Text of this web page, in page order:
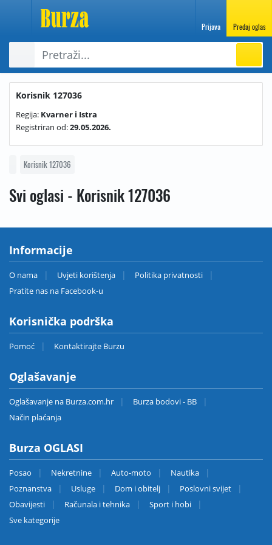
Prijava Predaj oglas
Korisnik 127036
Regija: Kvarner i Istra
Registriran od:29.05.2026.
Korisnik 127036
Svi oglasi - Korisnik 127036
Informacije
O nama Uvjeti korištenja
Politika privatnosti
Pratite nas na Facebook-u
Korisnička podrška
Pomoć Kontaktirajte Burzu
Oglašavanje
Oglašavanje na Burza.com.hr
Burza bodovi - BB
Način plaćanja
Burza OGLASI
Posao Nekretnine Auto-moto
Nautika
Poznanstva
Usluge Dom i obitelj
Poslovni svijet
Obavijesti
Računala i tehnika
Sport i hobi
Sve kategorije